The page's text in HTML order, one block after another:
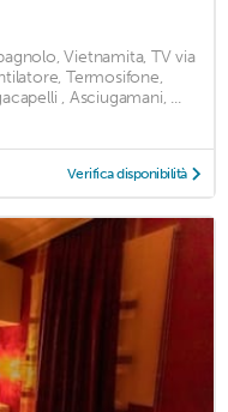
Vietnamita, TV via
Termosifone,
, Asciugamani, ...
Verifica disponibilità